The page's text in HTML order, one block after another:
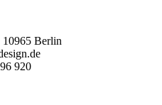
10965 Berlin
920